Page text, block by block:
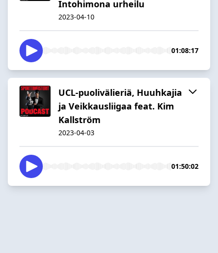
Intohimona urheilu
2023-04-10
01:08:17
UCL-puolivälieriä, Huuhkajia
ja Veikkausliigaa feat. Kim
Kallström
2023-04-03
01:50:02